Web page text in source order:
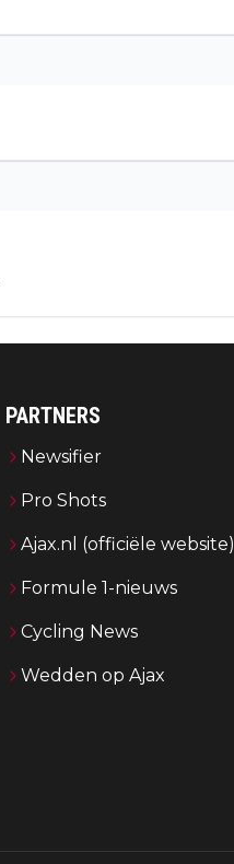
PARTNERS
Newsifier
Pro Shots
Ajax.nl (officiële website)
Formule 1-nieuws
Cycling News
Wedden op Ajax